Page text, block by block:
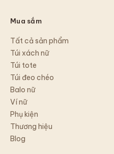
Mua sắm
Tất cả sản phẩm
Túi xách nữ
Túi tote
Túi đeo chéo
Balo nữ
Ví nữ
Phụ kiện
Thương hiệu
Blog